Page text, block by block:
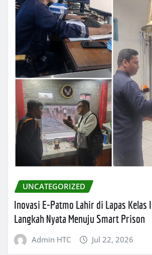
UNCATEGORIZED
Inovasi E-Patmo Lahir di Lapas Kelas
Langkah Nyata Menuju Smart Prison
Admin HTC Jul 22, 2026